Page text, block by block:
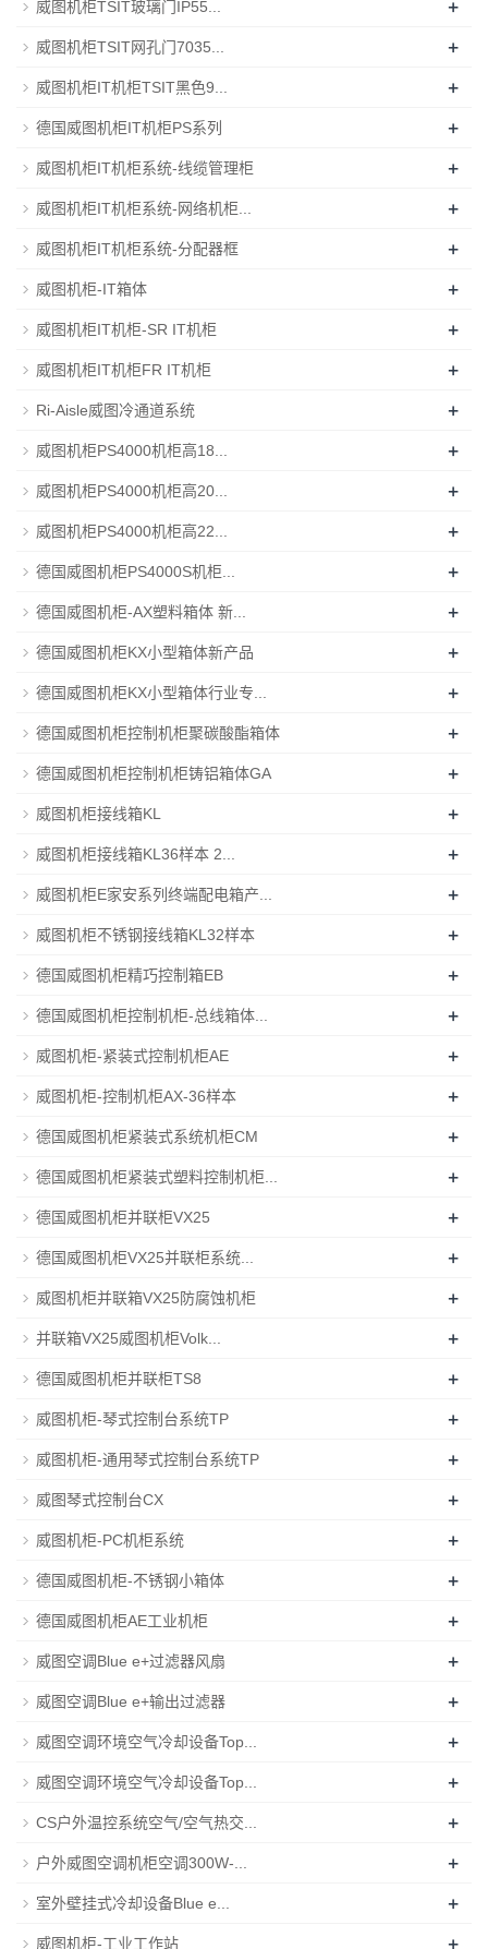
威图机柜TSIT玻璃门IP55... +
威图机柜TSIT网孔门7035... +
威图机柜IT机柜TSIT黑色9... +
德国威图机柜IT机柜PS系列 +
威图机柜IT机柜系统-线缆管理柜 +
威图机柜IT机柜系统-网络机柜... +
威图机柜IT机柜系统-分配器框 +
威图机柜-IT箱体 +
威图机柜IT机柜-SR IT机柜 +
威图机柜IT机柜FR IT机柜 +
Ri-Aisle威图冷通道系统 +
威图机柜PS4000机柜高18... +
威图机柜PS4000机柜高20... +
威图机柜PS4000机柜高22... +
德国威图机柜PS4000S机柜... +
德国威图机柜-AX塑料箱体 新... +
德国威图机柜KX小型箱体新产品 +
德国威图机柜KX小型箱体行业专... +
德国威图机柜控制机柜聚碳酸酯箱体 +
德国威图机柜控制机柜铸铝箱体GA +
威图机柜接线箱KL +
威图机柜接线箱KL36样本 2... +
威图机柜E家安系列终端配电箱产... +
威图机柜不锈钢接线箱KL32样本 +
德国威图机柜精巧控制箱EB +
德国威图机柜控制机柜-总线箱体... +
威图机柜-紧装式控制机柜AE +
威图机柜-控制机柜AX-36样本 +
德国威图机柜紧装式系统机柜CM +
德国威图机柜紧装式塑料控制机柜... +
德国威图机柜并联柜VX25 +
德国威图机柜VX25并联柜系统... +
威图机柜并联箱VX25防腐蚀机柜 +
并联箱VX25威图机柜Volk... +
德国威图机柜并联柜TS8 +
威图机柜-琴式控制台系统TP +
威图机柜-通用琴式控制台系统TP +
威图琴式控制台CX +
威图机柜-PC机柜系统 +
德国威图机柜-不锈钢小箱体 +
德国威图机柜AE工业机柜 +
威图空调Blue e+过滤器风扇 +
威图空调Blue e+输出过滤器 +
威图空调环境空气冷却设备Top... +
威图空调环境空气冷却设备Top... +
CS户外温控系统空气/空气热交... +
户外威图空调机柜空调300W-... +
室外壁挂式冷却设备Blue e... +
威图机柜-工业工作站